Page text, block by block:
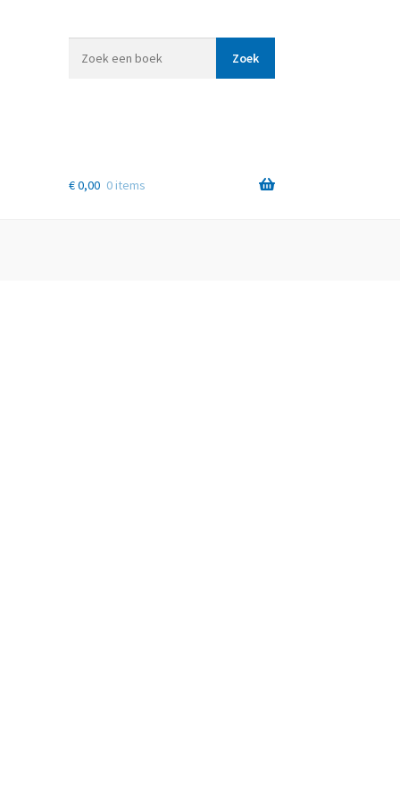
een
Zoek
€0,00 0 items